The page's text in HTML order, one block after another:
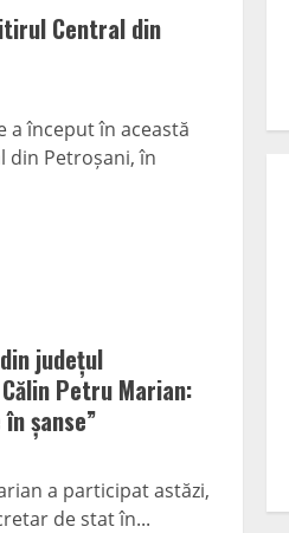
Central din
a început în această
din Petroșani, în
județul
Petru Marian:
șanse”
a participat astăzi,
de stat în...